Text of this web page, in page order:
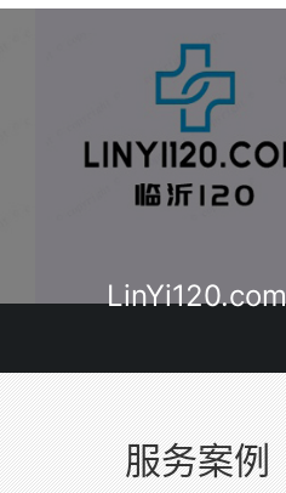
Lyzyy.cn
服务案例